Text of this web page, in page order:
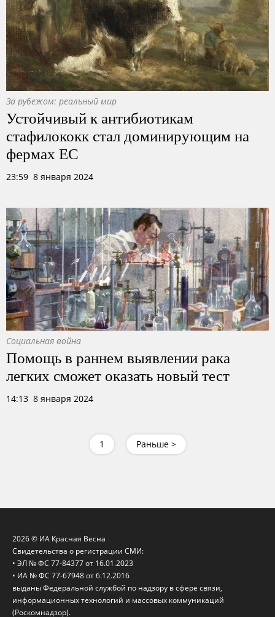
За рубежом: реальный мир
Устойчивый к антибиотикам
стафилококк стал доминирующим на
фермах ЕС
23:59 8 января 2024
Социальная война
Помощь в раннем выявлении рака
легких сможет оказать новый тест
14:13 8 января 2024
1 Раньше >
2026 © ИА Красная Весна
Свидетельства о регистрации СМИ:
• ЭЛ № ФС 77-84377 от 16.01.2023
• ИА № ФС 77-67948 от 6.12.2016
выданы Федеральной службой по надзору в сфере связи,
информационных технологий и массовых коммуникаций
(Роскомнадзор).